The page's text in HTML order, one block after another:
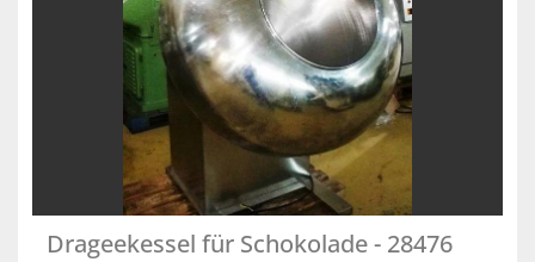
Drageekessel für Schokolade - 28476